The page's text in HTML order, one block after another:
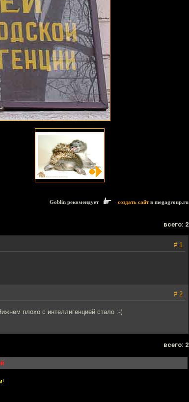
Goblin рекомендует создать сайтв megagroup.ru
всего: 2
# 1
# 2
плохо с интеллигенцией стало :-(
всего: 2